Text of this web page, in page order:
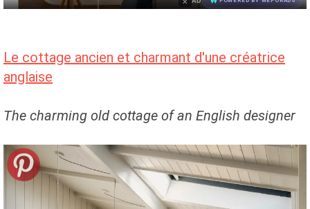
Le cottage ancien et charmant d'une créatrice
anglaise
The charming old cottage of an English designer